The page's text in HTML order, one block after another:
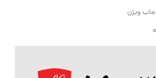
جاب ویژن